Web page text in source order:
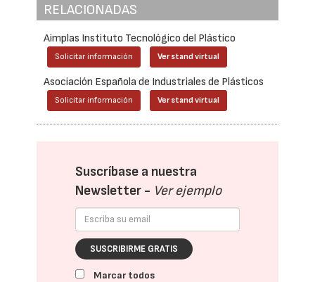
RELACIONADAS
Aimplas Instituto Tecnológico del Plástico
Solicitar información Ver stand virtual
Asociación Española de Industriales de Plásticos
Solicitar información Ver stand virtual
Suscríbase a nuestra
Newsletter - Ver ejemplo
SUSCRIBIRME GRATIS
Marcar todos